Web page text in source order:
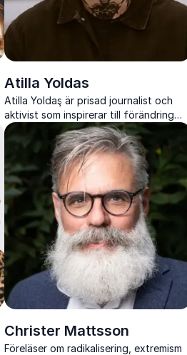
Atilla Yoldas
Atilla Yoldaş är prisad journalist och
aktivist som inspirerar till förändring
inom jämställdhet, antirasism och
psykisk hälsa.
Christer Mattsson
Föreläser om radikalisering, extremism